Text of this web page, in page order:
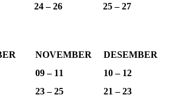
24 – 26 25 – 27
NOVEMBER
DESEMBER
09 – 11
10 – 12
23 – 25 21 – 23